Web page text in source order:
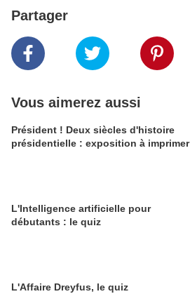
Partager
Vous aimerez aussi
Président ! Deux siècles d'histoire
présidentielle : exposition à imprimer
L'Intelligence artificielle pour
débutants : le quiz
L'Affaire Dreyfus, le quiz